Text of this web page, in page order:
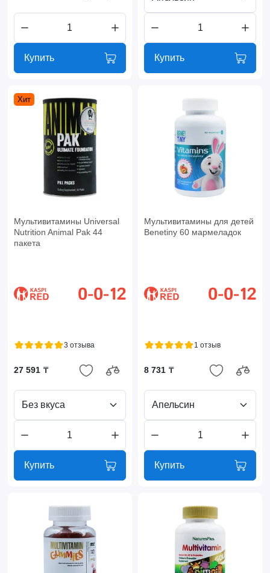
Купить Купить
Хит
Мультивитамины Universal
Nutrition Animal Pak 44
пакета
3 отзыва
27 591 ₸
Без вкуса
Купить
Мультивитамины для детей
Benetiny 60 мармеладок
1 отзыв
8 731 ₸
Апельсин
Купить